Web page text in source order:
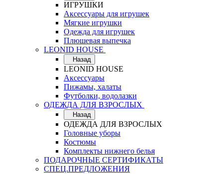
ИГРУШКИ
Аксессуары для игрушек
Мягкие игрушки
Одежда для игрушек
Плюшевая выпечка
LEONID HOUSE
Назад
LEONID HOUSE
Аксессуары
Пижамы, халаты
Футболки, водолазки
ОДЕЖДА ДЛЯ ВЗРОСЛЫХ
Назад
ОДЕЖДА ДЛЯ ВЗРОСЛЫХ
Головные уборы
Костюмы
Комплекты нижнего белья
ПОДАРОЧНЫЕ СЕРТИФИКАТЫ
СПЕЦ.ПРЕДЛОЖЕНИЯ